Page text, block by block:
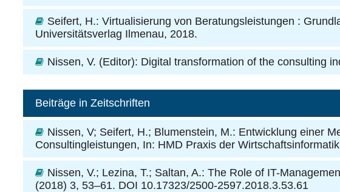
Seifert, H.: Virtualisierung von Beratungsleistungen :
Universitätsverlag Ilmenau, 2018.
Nissen, V. (Editor): Digital transformation of the consulting
Beiträge in Zeitschriften
Nissen, V; Seifert, H.; Blumenstein, M.: Entwicklung einer
Consultingleistungen, In: HMD Praxis der
Nissen, V.; Lezina, T.; Saltan, A.: The Role of IT-
(2018) 3, 53–61. DOI 10.17323/2500-2597.2018.3.53.61